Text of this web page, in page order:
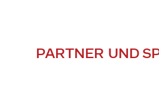
PARTNER UND